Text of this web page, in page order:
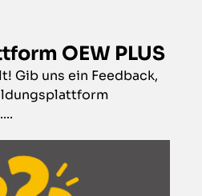
OEW PLUS
Gib uns ein Feedback,